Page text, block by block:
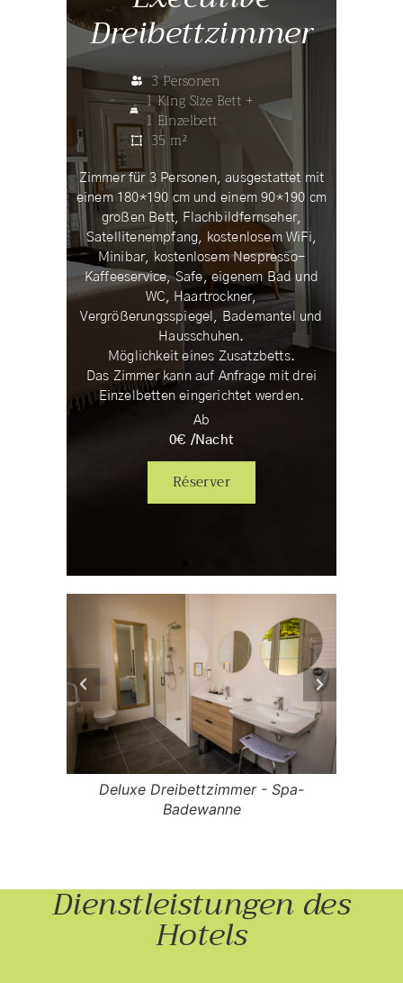
Dreibettzimmer
Zimmer für 3 Personen, ausgestattet mit
einem 180*190 cm und einem 90*190 cm
großen Bett, Flachbildfernseher,
Satellitenempfang, kostenlosem WiFi,
Minibar, kostenlosem Nespresso-
Kaffeeservice, Safe, eigenem Bad und
WC, Haartrockner,
Vergrößerungsspiegel, Bademantel und
Hausschuhen.
Möglichkeit eines Zusatzbetts.
Das Zimmer kann auf Anfrage mit drei
Einzelbetten eingerichtet werden.
3 Personen
1 King Size Bett +
1 Einzelbett
35 m²
Ab
0€ /Nacht
Réserver
Deluxe Dreibettzimmer - Spa-
Badewanne
Dienstleistungen des
Hotels